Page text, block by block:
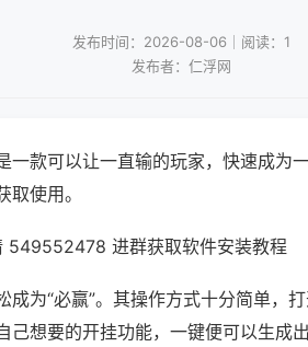
发布时间：2026-08-06｜阅读：1
发布者：仁浮网
一款可以让一直输的玩家，快速成为
使用。
549552478 进群获取软件安装教程
成为“必赢”。其操作方式十分简单，
己想要的开挂功能，一键便可以生成